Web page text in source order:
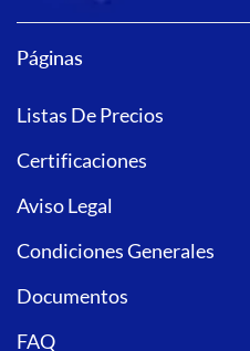
Páginas
Listas De Precios
Certificaciones
Aviso Legal
Condiciones Generales
Documentos
FAQ